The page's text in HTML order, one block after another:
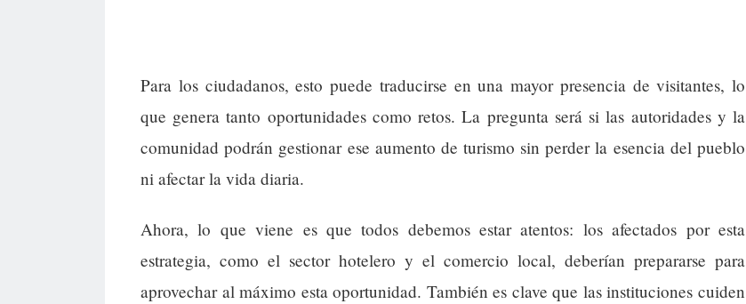
Para los ciudadanos, esto puede traducirse en una mayor presencia de visitantes, lo
que genera tanto oportunidades como retos. La pregunta será si las autoridades y la
comunidad podrán gestionar ese aumento de turismo sin perder la esencia del pueblo
ni afectar la vida diaria.
Ahora, lo que viene es que todos debemos estar atentos: los afectados por esta
estrategia, como el sector hotelero y el comercio local, deberían prepararse para
aprovechar al máximo esta oportunidad. También es clave que las instituciones cuiden